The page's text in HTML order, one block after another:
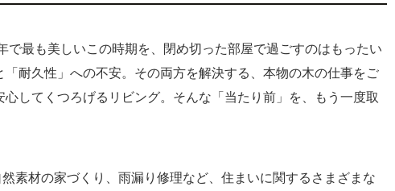
で最も美しいこの時期を、閉め切った部屋で過ごすのはもったい
耐久性」への不安。その両方を解決する、本物の木の仕事をご
してくつろげるリビング。そんな「当たり前」を、もう一度取
素材の家づくり、雨漏り修理など、住まいに関するさまざまな